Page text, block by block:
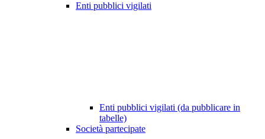
Enti pubblici vigilati
Enti pubblici vigilati (da pubblicare in
tabelle)
Società partecipate